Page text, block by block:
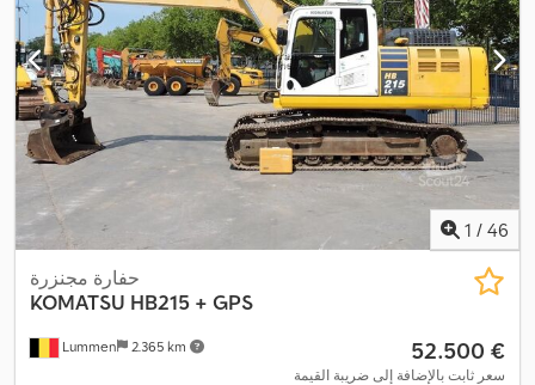
1 / 46
Lummen 2.365 km
حفارة مجنزرة
KOMATSU HB215 + GPS
‏52.500 €
سعر ثابت بالإضافة إلى ضريبة القيمة